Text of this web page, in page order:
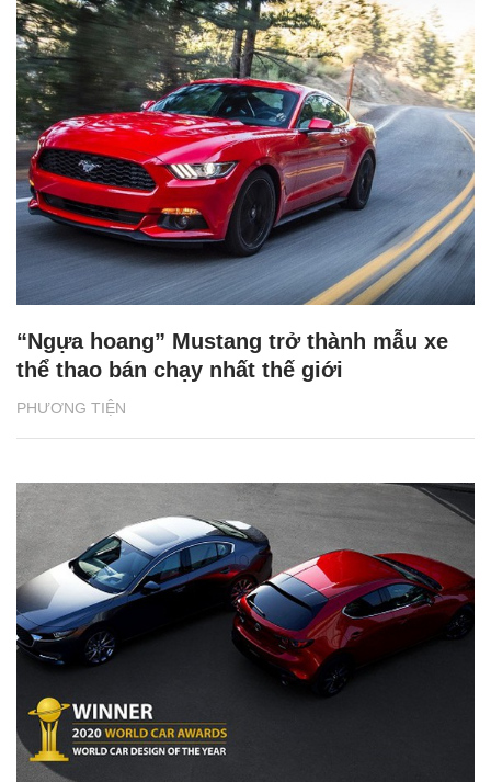
PHƯƠNG TIỆN
“Ngựa hoang” Mustang trở thành mẫu xe
thể thao bán chạy nhất thế giới